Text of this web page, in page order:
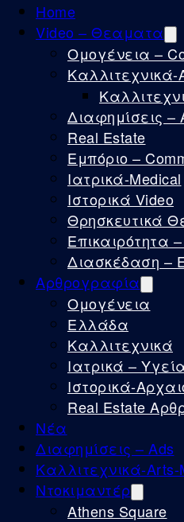
Home
Video – Θεαματα
Ομογένεια –
Καλλιτεχνικά-
Διαφημίσεις –
Real Estate
Εμπόριο –
Ιατρικά-Medical
Ιστορικά Video
Θρησκευτικά
Επικαιρότητα
Διασκέδαση –
Αρθρογραφία
Ομογένεια
Ελλάδα
Καλλιτεχνικά
Ιατρικά –
Ιστορικά-
Real Estate
Νέα
Διαφημίσεις – Ads
Καλλιτεχνικά-Arts-
Ντοκιμαντέρ
Athens Square